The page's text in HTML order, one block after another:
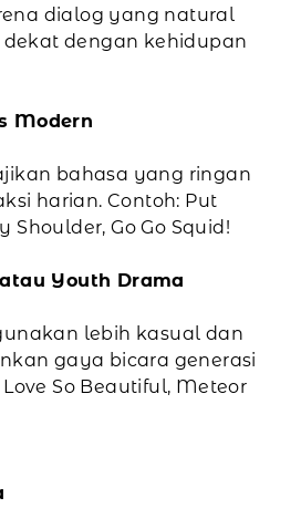
dialog yang natural
dengan kehidupan
Modern
bahasa yang ringan
harian. Contoh: Put
Shoulder, Go Go Squid!
Youth Drama
lebih kasual dan
gaya bicara generasi
So Beautiful, Meteor